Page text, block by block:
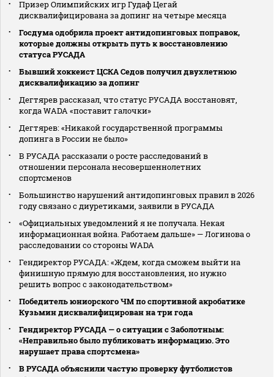
Призер Олимпийских игр Гудаф Цегай
дисквалифицирована за допинг на четыре месяца
Госдума одобрила проект антидопинговых поправок,
которые должны открыть путь к восстановлению
статуса РУСАДА
Бывший хоккеист ЦСКА Седов получил двухлетнюю
дисквалификацию за допинг
Дегтярев рассказал, что статус РУСАДА восстановят,
когда WADA «поставит галочки»
Дегтярев: «Никакой государственной программы
допинга в России не было»
В РУСАДА рассказали о росте расследований в
отношении персонала несовершеннолетних
спортсменов
Большинство нарушений антидопинговых правил в 2026
году связано с диуретиками, заявили в РУСАДА
«Официальных уведомлений я не получала. Некая
информационная война. Работаем дальше» — Логинова о
расследовании со стороны WADA
Гендиректор РУСАДА: «Ждем, когда сможем выйти на
финишную прямую для восстановления, но нужно
решить вопрос с законодательством»
Победитель юниорского ЧМ по спортивной акробатике
Кузьмин дисквалифицирован на три года
Гендиректор РУСАДА — о ситуации с Заболотным:
«Неправильно было публиковать информацию. Это
нарушает права спортсмена»
В РУСАДА объяснили частую проверку футболистов